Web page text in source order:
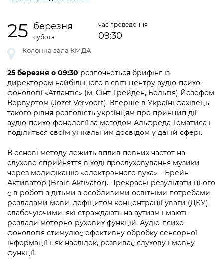
Проєкти розпоряджень, що
перебувають на погодженні КМВА
Контактна інформація
Графік роботи та прийому громадян
Вакансії
Звернення громадян
Регуляторна діяльність
Промисловість і наука Києва
Підприємства, установи, організації
Kyiv International Relations
Дороги, транспорт та парковки
Навколишнє середовище міста
Містобудування та земельні ділянки
Культура, спорт, дозвілля
Бізнес та ліцензування
Фінанси та бюджет
Безпека та правопорядок
Ритуальні послуги
Іноземцям / For foreigners
Пам'ятки культурної спадщини
Портал Захисників та Захисниць
Безбар'єрність
Громадський бюджет
Консультації з громадськістю
Громадська рада
Петиції
Відкритий бюджет
Контактний центр
Допомога учасникам АТО
Рада з питань внутрішньо переміщених
осіб при Київській міській військовій
адміністрації
«Ініціатива «Партнерство «Відкритий
Уряд» – місцевий рівень»
Важливе під час воєнного стану
Інформація з обмеженим доступом
Подати запит онлайн
інших актів
Нормативна база
Питання і відповіді про публічну
інформацію
Порядок оскарження рішень, дій чи
бездіяльності розпорядників інформації
Звіти про опрацювання запитів на
публічну інформацію
Інформація для споживачів
Про відкриті дані
Портал даних Києва
Підписатися на новини та анонси від
КМДА / Subscribe to announcements
from the KCSA
Порядок акредитації медіа /
Accreditation process
Подати журналістський запит /
Submitting a media request
Зйомки в лікарнях в умовах воєнного
стану / Rules for media coverage of
hospitals at work under martial law
Контакти для медіа / Contacts for mass
media
25 березня
субота
час проведення
09:30
Колонна зала КМДА
25 березня о 09:30 розпочнеться брифінг із
директором найбільшого в світі центру аудіо-психо-
фонології «Атлантіс» (м. Сінт-Трейден, Бельгія) Йозефом
Вервуртом (Jozef Vervoort). Вперше в Україні фахівець
такого рівня розповість українцям про принцип дії
аудіо-психо-фонології за методом Альфреда Томатиса і
поділиться своїм унікальним досвідом у даній сфері.
В основі методу лежить вплив певних частот на
слухове сприйняття в ході прослуховування музики
через модифікацію «електронного вуха» – Брейн
Активатор (Brain Aktivator). Прекрасні результати цього
є в роботі з дітьми з особливими освітніми потребами,
розладами мови, дефіцитом концентрації уваги (ДКУ),
слабочуючими, які страждають на аутизм і мають
розлади моторно-рухових функцій. Аудіо-психо-
фонологія стимулює ефективну обробку сенсорної
інформації і, як наслідок, розвиває слухову і мовну
функції.